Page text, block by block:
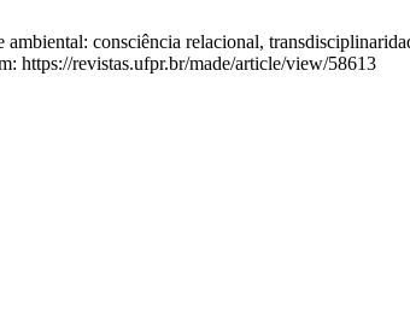
consciência relacional,
https://revistas.ufpr.br/made/article/view/58613